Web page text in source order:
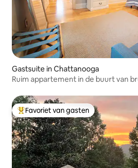
Gastsuite in Chattanooga
Ruim appartement in de buurt van
Topfavoriet van gasten
Favoriet van gasten